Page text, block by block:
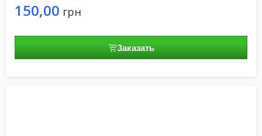
150,00 грн
Заказать